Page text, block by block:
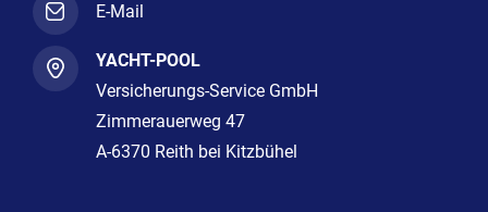
E-Mail
YACHT-POOL
Versicherungs-Service GmbH
Zimmerauerweg 47
A-6370 Reith bei Kitzbühel